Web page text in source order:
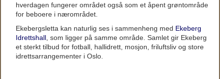
hverdagen fungerer området også som et åpent grøntområde
for beboere i nærområdet.
Ekebergsletta kan naturlig ses i sammenheng med Ekeberg
Idrettshall , som ligger på samme område. Samlet gir Ekeberg
et sterkt tilbud for fotball, hallidrett, mosjon, friluftsliv og store
idrettsarrangementer i Oslo.